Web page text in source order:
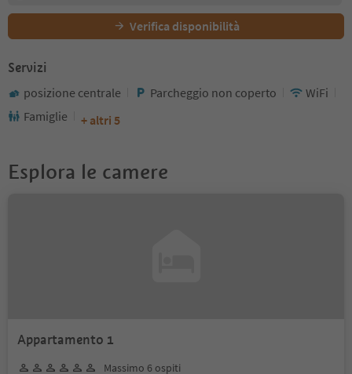
Verifica disponibilità
Servizi
posizione centrale Parcheggio non coperto
WiFi
Famiglie
+ altri 5
Esplora le camere
Appartamento 1
Massimo 6 ospiti